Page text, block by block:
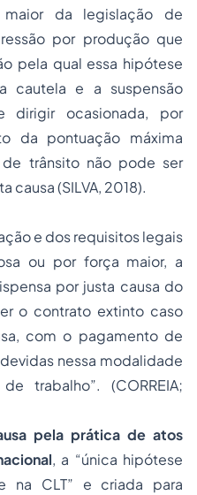
da legislação de
por produção que
pela qual essa hipótese
cautela e a suspensão
dirigir ocasionada, por
da pontuação máxima
trânsito não pode ser
causa (SILVA, 2018).
e dos requisitos legais
ou por força maior, a
por justa causa do
o contrato extinto caso
com o pagamento de
nessa modalidade
trabalho”. (CORREIA;
pela prática de atos
, a “única hipótese
na CLT” e criada para